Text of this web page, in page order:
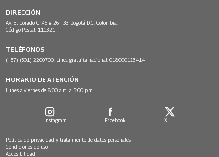
DIRECCIÓN
Av. El Dorado Cr.45 # 26 - 33 Bogotá D.C. Colombia.
Código Postal: 111321
TELÉFONOS
(+57) (601) 2200700. Línea gratuita nacional: 018000123414
HORARIO DE ATENCIÓN
Lunes a viernes de 8:00 a.m. a 5:00 p.m.
Instagram Facebook X
Política de privacidad y tratamiento de datos personales
Condiciones de uso
Accesibilidad